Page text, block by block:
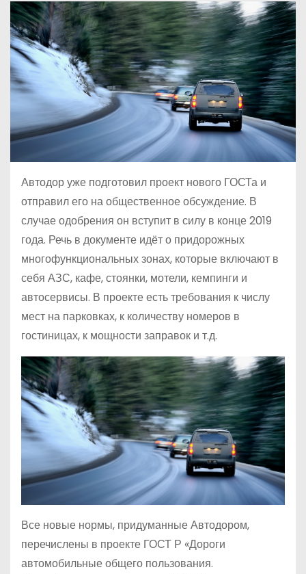
Автодор уже подготовил проект нового ГОСТа и
отправил его на общественное обсуждение. В
случае одобрения он вступит в силу в конце 2019
года. Речь в документе идёт о придорожных
многофункциональных зонах, которые включают в
себя АЗС, кафе, стоянки, мотели, кемпинги и
автосервисы. В проекте есть требования к числу
мест на парковках, к количеству номеров в
гостиницах, к мощности заправок и т.д.
Все новые нормы, придуманные Автодором,
перечислены в проекте ГОСТ Р «Дороги
автомобильные общего пользования.